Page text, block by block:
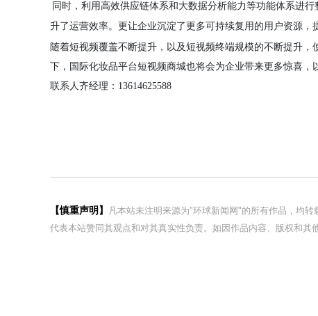
同时，利用高效供应链体系和大数据分析能力等功能体系进行
升了运营效率。更让企业沉淀了更多可持续复用的用户资源，
随着短视频覆盖不断提升，以及短视频终端规模的不断提升，
下， 国际化妆品平台短视频商城也将会为企业带来更多惊喜，
联系人齐经理：13614625588
【慎重声明】
凡本站未注明来源为"环球新闻网"的所有作品，均
代表本站赞同其观点和对其真实性负责。如因作品内容、版权和其